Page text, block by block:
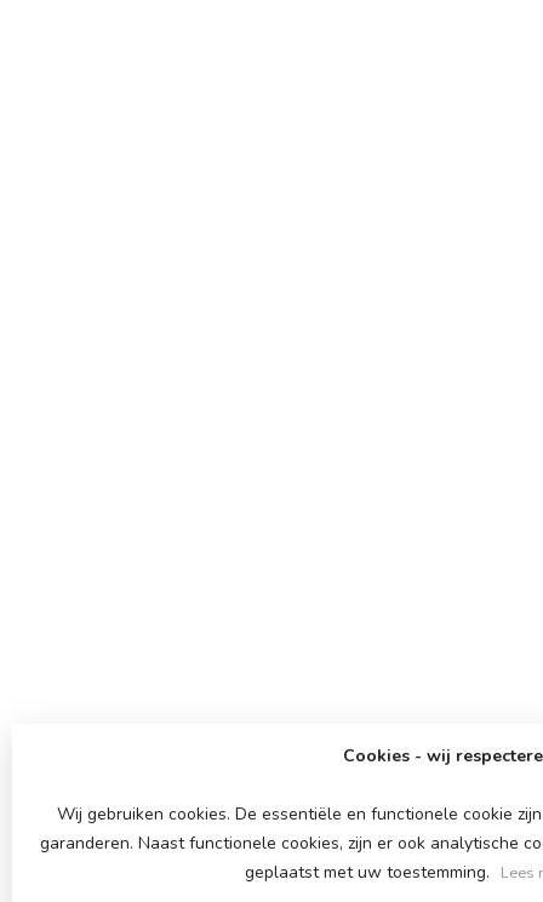
Cookies - wij
Wij gebruiken cookies. De essentiële en functionele cookie
garanderen. Naast functionele cookies, zijn er ook analytische
geplaatst met uw toestemming.
Lees